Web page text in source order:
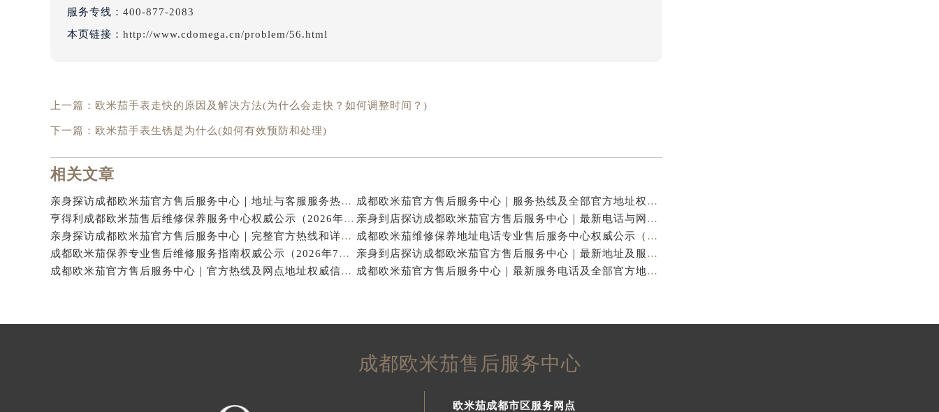
服务专线： 400-877-2083
本页链接： http://www.cdomega.cn/problem/56.html
上一篇： 欧米茄手表走快的原因及解决方法(为什么会走快？如何调整时间？)
下一篇： 欧米茄手表生锈是为什么(如何有效预防和处理)
相关文章
亲身探访成都欧米茄官方售后服务中心｜地址与客服服务热线（2026年7月最新）
成都欧米茄官方售后服务中心｜服务热线及全部官方地址权威信息公示（2026年7月最新）
亨得利成都欧米茄售后维修保养服务中心权威公示（2026年7月最新）
亲身到店探访成都欧米茄官方售后服务中心｜最新电话与网点地址（2026年7月最新）
亲身探访成都欧米茄官方售后服务中心｜完整官方热线和详细地址（2026年7月最新）
成都欧米茄维修保养地址电话专业售后服务中心权威公示（2026年7月最新）
成都欧米茄保养专业售后维修服务指南权威公示（2026年7月最新）
亲身到店探访成都欧米茄官方售后服务中心｜最新地址及服务热线（2026年7月最新）
成都欧米茄官方售后服务中心｜官方热线及网点地址权威信息公示（2026年7月最新）
成都欧米茄官方售后服务中心｜最新服务电话及全部官方地址权威信息公示（2026年7月最新）
成都欧米茄售后服务中心
欧米茄成都市区服务网点